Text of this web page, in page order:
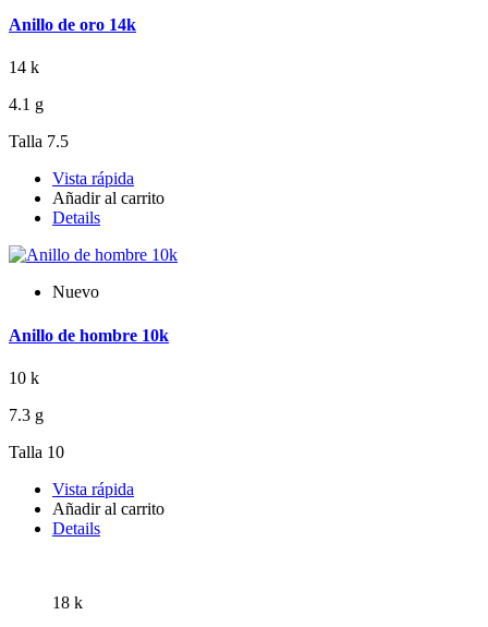
Anillo de oro 14k
14 k
4.1 g
Talla 7.5
Vista rápida
Añadir al carrito
Details
Nuevo
Anillo de hombre 10k
10 k
7.3 g
Talla 10
Vista rápida
Añadir al carrito
Details
18 k